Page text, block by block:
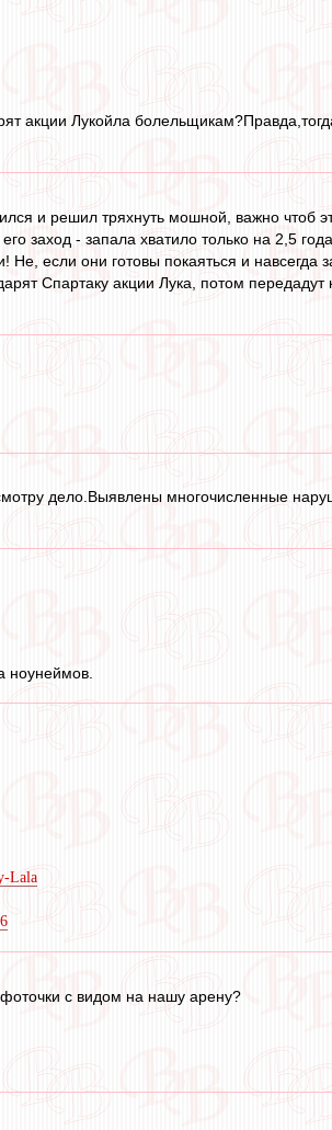
акции Лукойла
и решил тряхнуть мошной, важно чтоб
заход - запала хватило только на 2,5
Не, если они готовы покаяться и
Спартаку акции Лука, потом
дело.Выявлены многочисленные
ноунеймов.
Lala
с видом на нашу арену?